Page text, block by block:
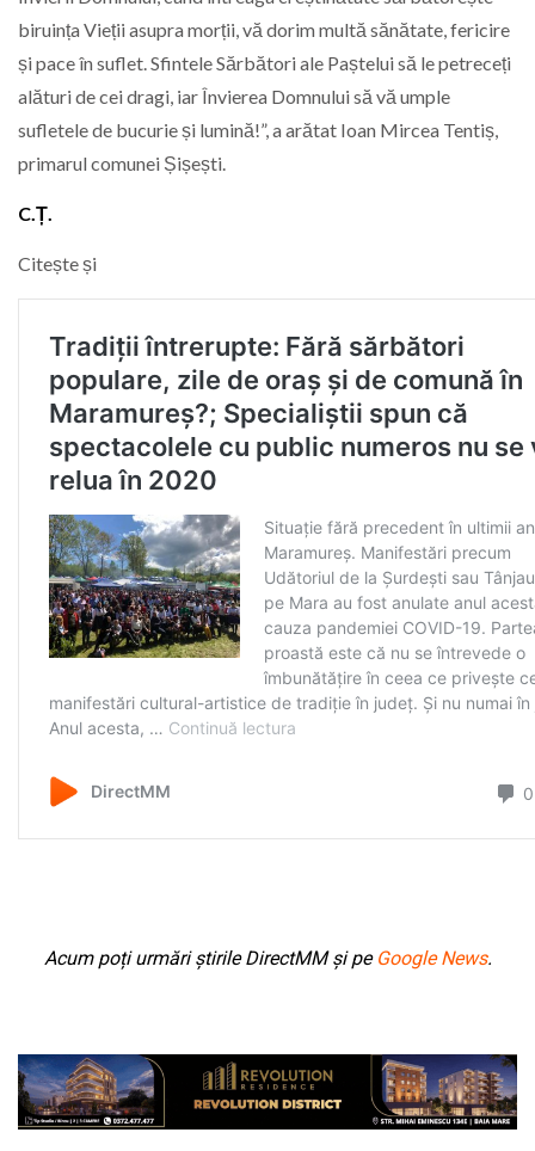
biruința Vieții asupra morții, vă dorim multă sănătate, fericire
și pace în suflet. Sfintele Sărbători ale Paștelui să le petreceți
alături de cei dragi, iar Învierea Domnului să vă umple
sufletele de bucurie și lumină!”, a arătat Ioan Mircea Tentiș,
primarul comunei Șișești.
C.Ț.
Citește și
Acum poți urmări știrile DirectMM și pe Google News.